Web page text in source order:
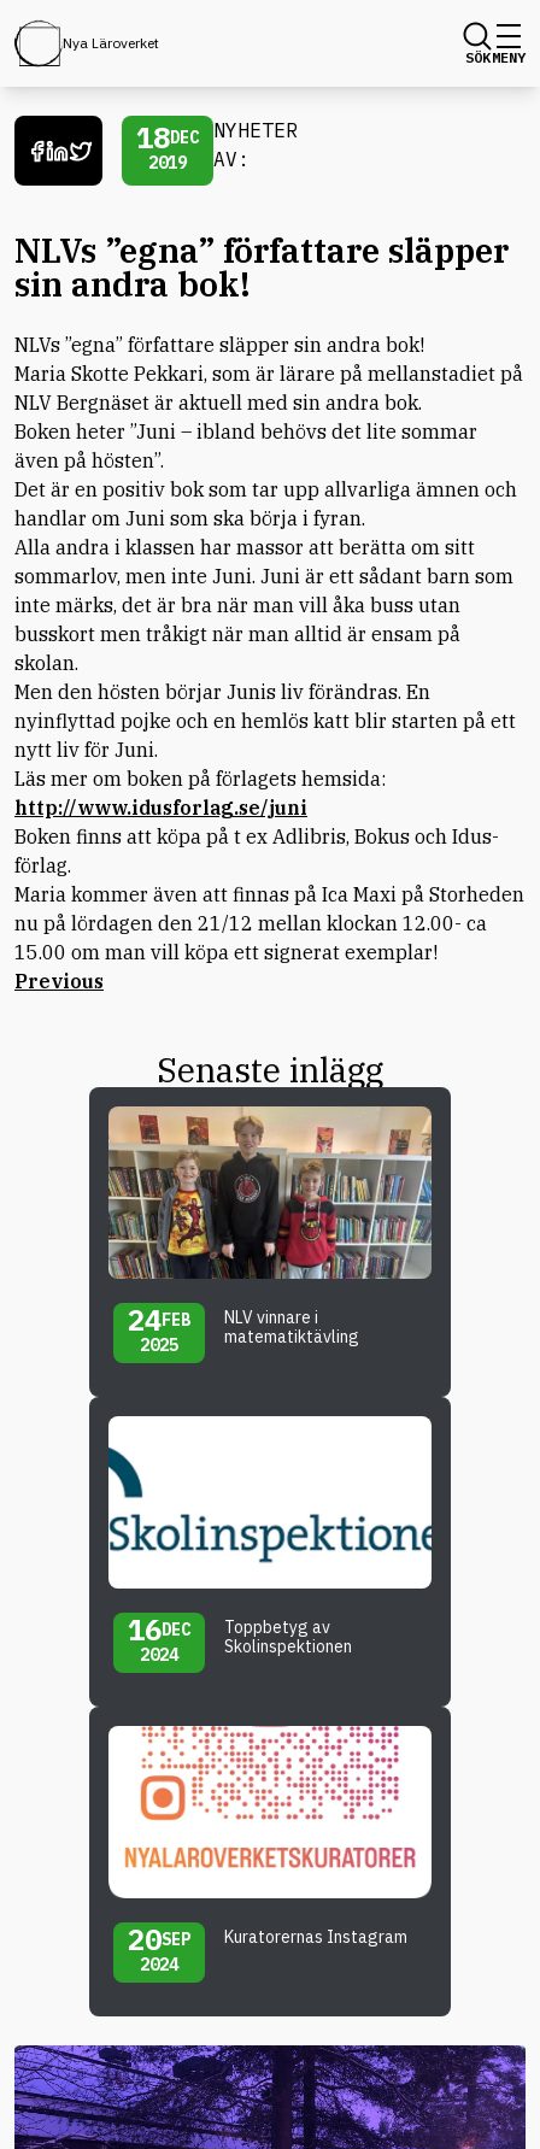
Nya Läroverket
SÖKMENY
18DEC
2019
NYHETER
AV:
NLVs ”egna” författare släpper
sin andra bok!
NLVs ”egna” författare släpper sin andra bok!
Maria Skotte Pekkari, som är lärare på mellanstadiet på
NLV Bergnäset är aktuell med sin andra bok.
Boken heter ”Juni – ibland behövs det lite sommar
även på hösten”.
Det är en positiv bok som tar upp allvarliga ämnen och
handlar om Juni som ska börja i fyran.
Alla andra i klassen har massor att berätta om sitt
sommarlov, men inte Juni. Juni är ett sådant barn som
inte märks, det är bra när man vill åka buss utan
busskort men tråkigt när man alltid är ensam på
skolan.
Men den hösten börjar Junis liv förändras. En
nyinflyttad pojke och en hemlös katt blir starten på ett
nytt liv för Juni.
Läs mer om boken på förlagets hemsida:
http://www.idusforlag.se/juni
Boken finns att köpa på t ex Adlibris, Bokus och Idus-
förlag.
Maria kommer även att finnas på Ica Maxi på Storheden
nu på lördagen den 21/12 mellan klockan 12.00- ca
15.00 om man vill köpa ett signerat exemplar!
Previous
Senaste inlägg
24FEB
2025
NLV vinnare i
matematiktävling
16DEC
2024
Toppbetyg av
Skolinspektionen
20SEP
2024
Kuratorernas Instagram